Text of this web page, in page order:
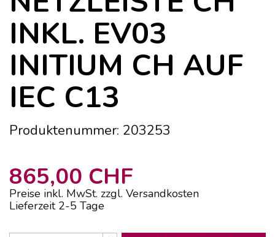
INKL. EV03
INITIUM CH AUF
IEC C13
Produktenummer: 203253
865,00 CHF
Preise inkl. MwSt. zzgl. Versandkosten
Lieferzeit 2-5 Tage